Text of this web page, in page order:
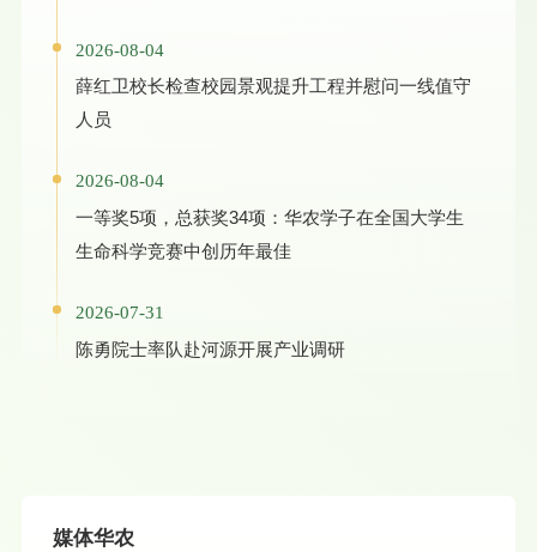
2026-08-04
薛红卫校长检查校园景观提升工程并慰问一线值守
人员
2026-08-04
一等奖5项，总获奖34项：华农学子在全国大学生
生命科学竞赛中创历年最佳
2026-07-31
陈勇院士率队赴河源开展产业调研
媒体华农